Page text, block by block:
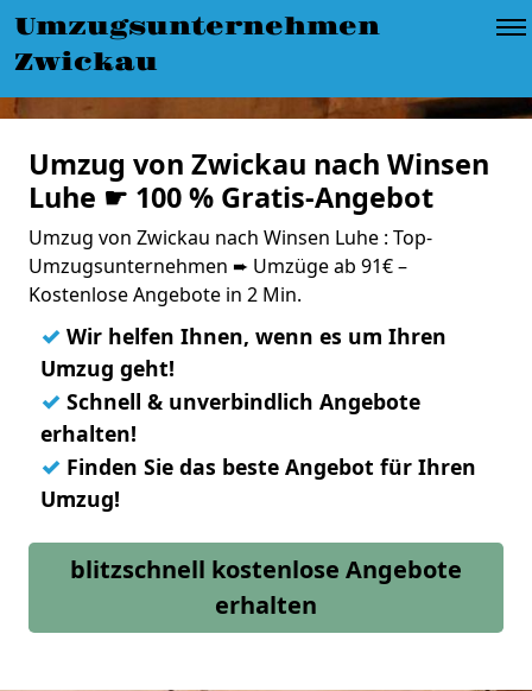
Umzugsunternehmen
Zwickau
Umzug von Zwickau nach Winsen
Luhe ☛ 100 % Gratis-Angebot
Umzug von Zwickau nach Winsen Luhe : Top-
Umzugsunternehmen ➨ Umzüge ab 91€ –
Kostenlose Angebote in 2 Min.
✓ Wir helfen Ihnen, wenn es um Ihren
Umzug geht!
✓ Schnell & unverbindlich Angebote
erhalten!
✓ Finden Sie das beste Angebot für Ihren
Umzug!
blitzschnell kostenlose Angebote
erhalten